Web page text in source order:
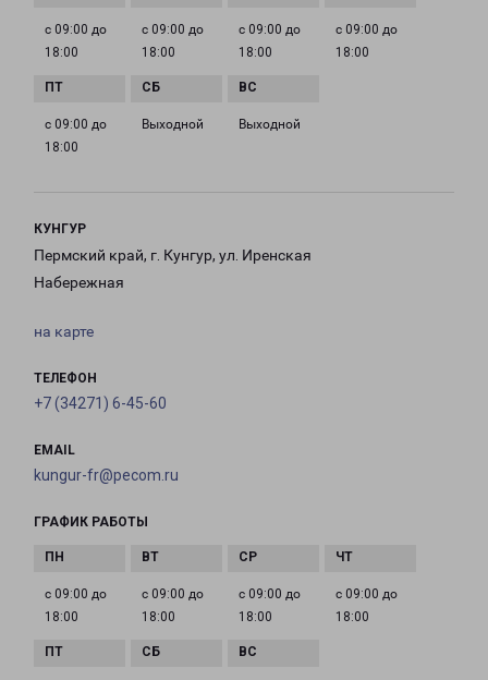
с 09:00 до
18:00
с 09:00 до
18:00
с 09:00 до
18:00
с 09:00 до
18:00
с 09:00 до
18:00
Выходной Выходной
КУНГУР
Пермский край, г. Кунгур, ул. Иренская
Набережная
на карте
ТЕЛЕФОН
+7 (34271) 6-45-60
EMAIL
kungur-fr@pecom.ru
ГРАФИК РАБОТЫ
с 09:00 до
18:00
с 09:00 до
18:00
с 09:00 до
18:00
с 09:00 до
18:00